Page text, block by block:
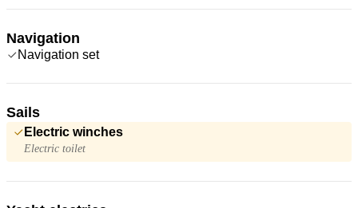
Navigation
Navigation set
Sails
Electric winches
Electric toilet